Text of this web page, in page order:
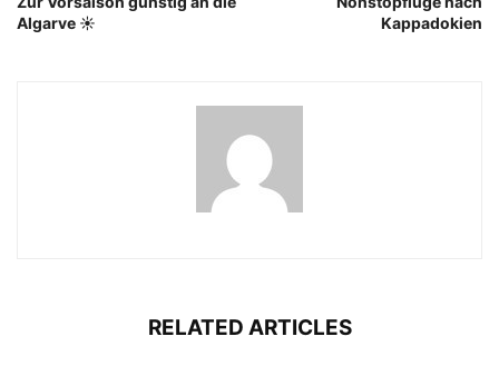
Algarve ☀️
Kappadokien
RELATED ARTICLES